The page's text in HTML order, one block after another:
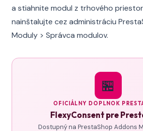
a stiahnite modul z trhového
nainštalujte cez administráciu
Moduly > Správca modulov.
🏪
OFICIÁLNY DOPLNOK
FlexyConsent pre
Dostupný na PrestaShop Addons